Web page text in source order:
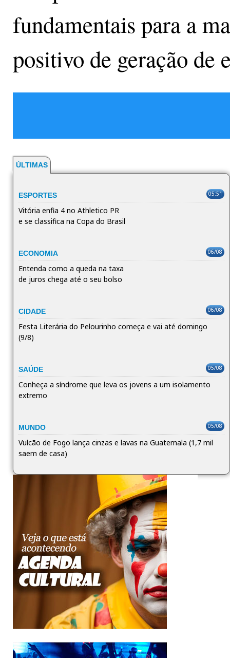
fundamentais para a
positivo de geração de
ÚLTIMAS
ESPORTES 05:51
Vitória enfia 4 no Athletico PR
e se classifica na Copa do Brasil
ECONOMIA 06/08
Entenda como a queda na taxa
de juros chega até o seu bolso
CIDADE 06/08
Festa Literária do Pelourinho começa e vai até domingo
(9/8)
SAÚDE 05/08
Conheça a síndrome que leva os jovens a um isolamento
extremo
MUNDO 05/08
Vulcão de Fogo lança cinzas e lavas na Guatemala (1,7 mil
saem de casa)